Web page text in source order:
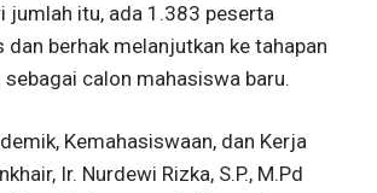
jumlah itu, ada 1.383 peserta
dan berhak melanjutkan ke tahapan
calon mahasiswa baru.
Kemahasiswaan, dan Kerja
Ir. Nurdewi Rizka, S.P., M.Pd